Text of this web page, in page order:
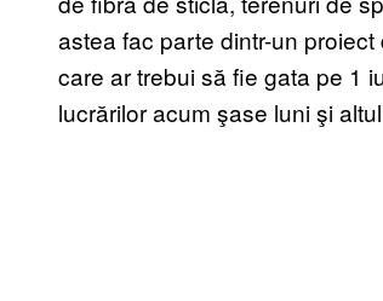
astea fac parte dintr-un
care ar trebui să fie gata pe 1
lucrărilor acum şase luni şi